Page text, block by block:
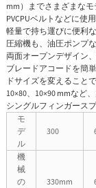
mm）までさまざまな
PVCPUベルトなどに使
軽量で持ち運びに便利
圧縮機も、油圧ポンプ
両面オープンデザイン
ブレードアコードを簡
ドサイズを変えること
10×80、10×90 mmなど
シングルフィンガース
モ
デ
ル
300
機
械
の
330mm